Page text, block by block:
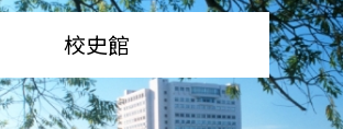
校史館